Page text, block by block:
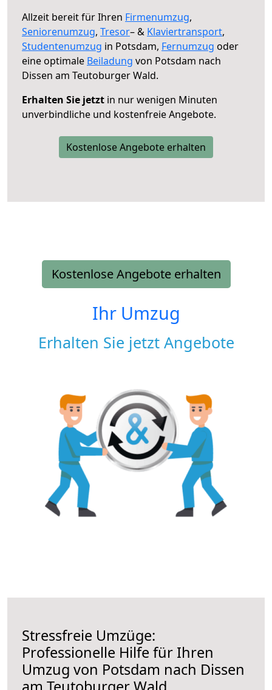
Allzeit bereit für Ihren Firmenumzug,
Seniorenumzug, Tresor– & Klaviertransport,
Studentenumzug in Potsdam, Fernumzug oder
eine optimale Beiladung von Potsdam nach
Dissen am Teutoburger Wald.
Erhalten Sie jetzt in nur wenigen Minuten
unverbindliche und kostenfreie Angebote.
Kostenlose Angebote erhalten
Kostenlose Angebote erhalten
Ihr Umzug
Erhalten Sie jetzt Angebote
Stressfreie Umzüge:
Professionelle Hilfe für Ihren
Umzug von Potsdam nach Dissen